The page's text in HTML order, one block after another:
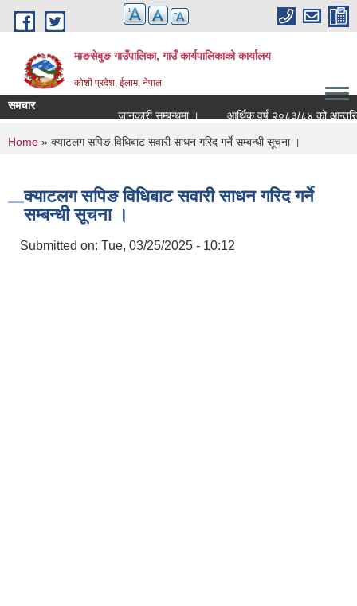
Skip to main content
माङसेबुङ गाउँपालिका, गाउँ कार्यपालिकाको कार्यालय
कोशी प्रदेश, ईलाम, नेपाल
समचार
जानकारी सम्बन्धमा ।
आर्थिक वर्ष २०८३/८४ को आन्तरिक
You are here
Home » क्याटलग सपिङ विधिबाट सवारी साधन गरिद गर्ने सम्बन्धी सूचना ।
क्याटलग सपिङ विधिबाट सवारी साधन गरिद गर्ने
सम्बन्धी सूचना ।
Submitted on: Tue, 03/25/2025 - 10:12